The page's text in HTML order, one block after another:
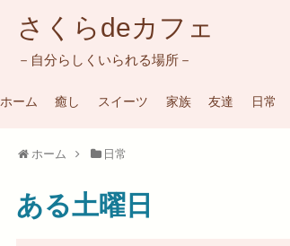
さくらdeカフェ
－自分らしくいられる場所－
ホーム 癒し スイーツ 家族 友達 日常
ホーム 日常
ある土曜日